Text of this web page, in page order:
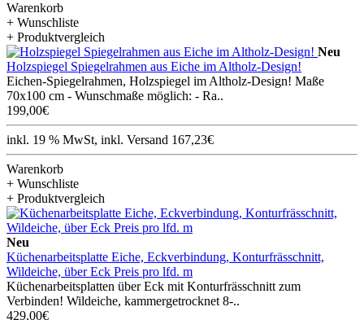
Warenkorb
+ Wunschliste
+ Produktvergleich
Neu
Holzspiegel Spiegelrahmen aus Eiche im Altholz-Design!
Eichen-Spiegelrahmen, Holzspiegel im Altholz-Design! Maße
70x100 cm - Wunschmaße möglich: - Ra..
199,00€
inkl. 19 % MwSt, inkl. Versand 167,23€
Warenkorb
+ Wunschliste
+ Produktvergleich
Neu
Küchenarbeitsplatte Eiche, Eckverbindung, Konturfrässchnitt,
Wildeiche, über Eck Preis pro lfd. m
Küchenarbeitsplatten über Eck mit Konturfrässchnitt zum
Verbinden! Wildeiche, kammergetrocknet 8-..
429,00€